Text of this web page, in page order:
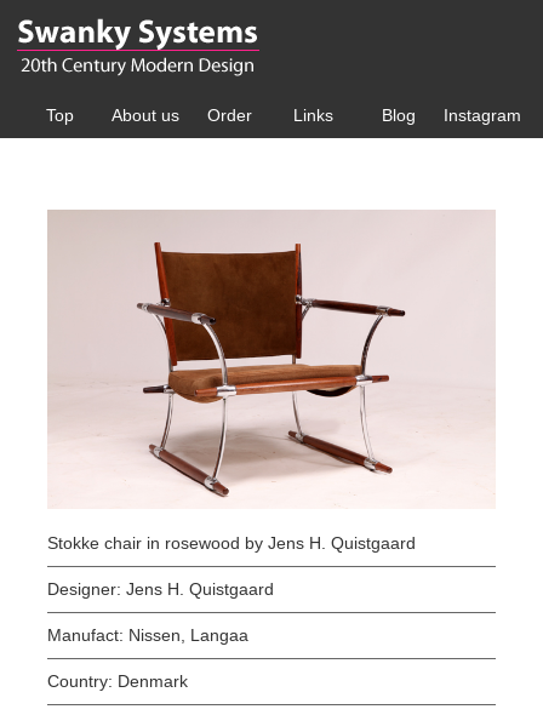
Top About us Order Links Blog Instagram
Stokke chair in rosewood by Jens H. Quistgaard
Designer: Jens H. Quistgaard
Manufact: Nissen, Langaa
Country: Denmark